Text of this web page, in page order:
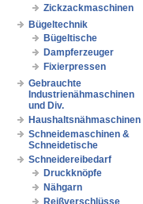
Zickzackmaschinen
Bügeltechnik
Bügeltische
Dampferzeuger
Fixierpressen
Gebrauchte
Industrienähmaschinen
und Div.
Haushaltsnähmaschinen
Schneidemaschinen &
Schneidetische
Schneidereibedarf
Druckknöpfe
Nähgarn
Reißverschlüsse